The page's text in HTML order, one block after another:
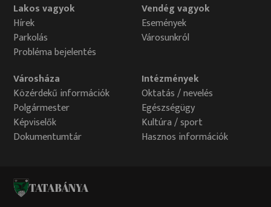
Lakos vagyok
Hírek
Parkolás
Probléma bejelentés
Vendég vagyok
Események
Városunkról
Városháza
Közérdekű információk
Polgármester
Képviselők
Dokumentumtár
Intézmények
Oktatás / nevelés
Egészségügy
Kultúra / sport
Hasznos információk
TATABÁNYA